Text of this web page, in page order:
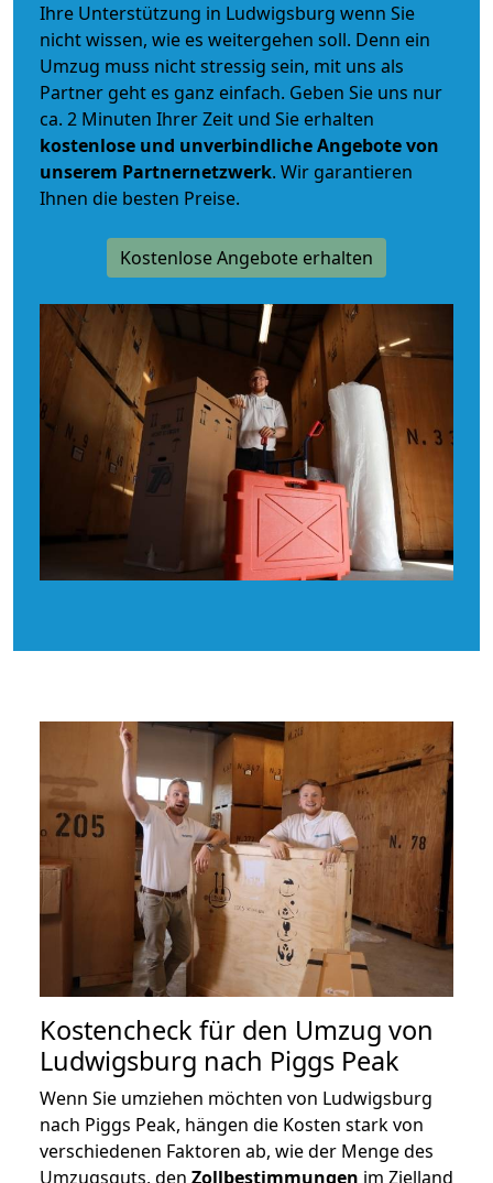
Ihre Unterstützung in Ludwigsburg wenn Sie
nicht wissen, wie es weitergehen soll. Denn ein
Umzug muss nicht stressig sein, mit uns als
Partner geht es ganz einfach. Geben Sie uns nur
ca. 2 Minuten Ihrer Zeit und Sie erhalten
kostenlose und unverbindlicheAngebote von
unserem Partnernetzwerk. Wir garantieren
Ihnen die besten Preise.
Kostenlose Angebote erhalten
Kostencheck für den Umzug von
Ludwigsburg nach Piggs Peak
Wenn Sie umziehen möchten von Ludwigsburg
nach Piggs Peak, hängen die Kosten stark von
verschiedenen Faktoren ab, wie der Menge des
Umzugsguts, den Zollbestimmungen im Zielland